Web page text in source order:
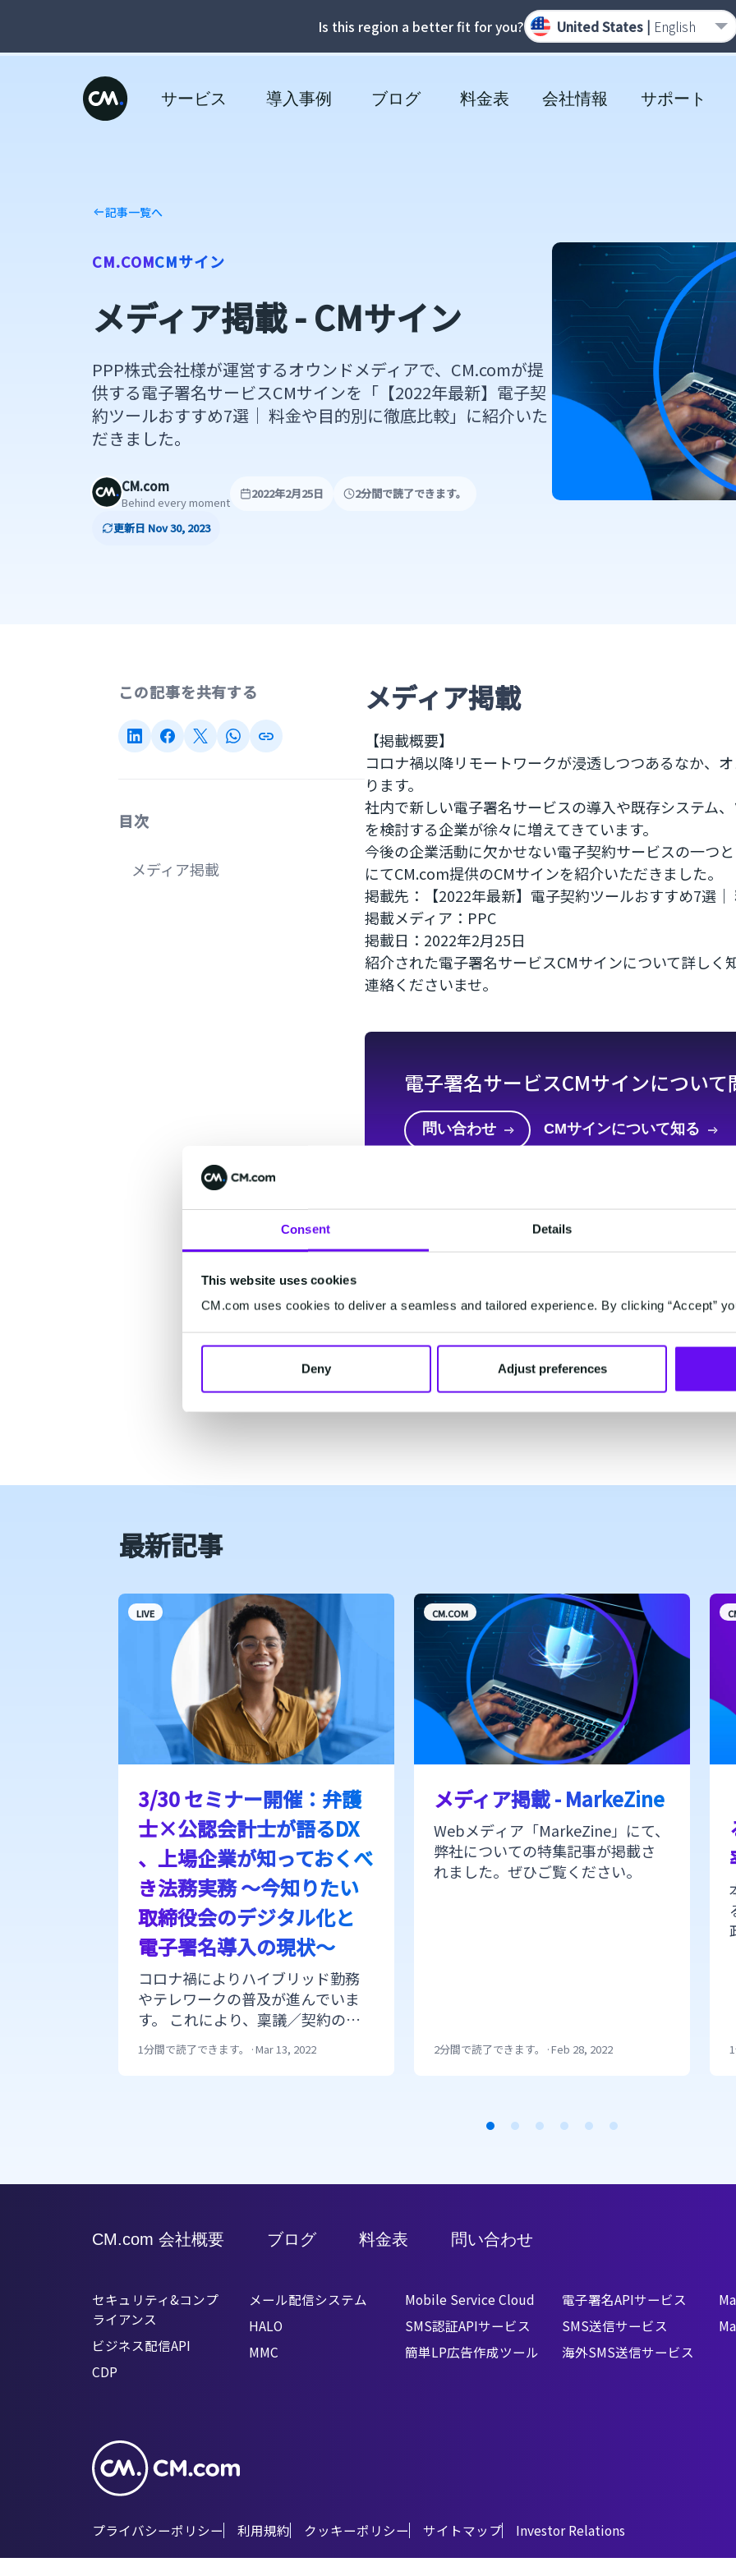
Consent Details
This website uses cookies
CM.com uses cookies to deliver a seamless and tailored experience. By clicking “Accept”
Deny Adjust preferences
サービス 導入事例 ブログ 料金表 会社情報 サポート
記事一覧へ
CM.COMCMサイン
メディア掲載 - CMサイン
PPP株式会社様が運営するオウンドメディアで、CM.comが提
供する電子署名サービスCMサインを「【2022年最新】電子契
約ツールおすすめ7選｜ 料金や目的別に徹底比較」に紹介いた
だきました。
CM.com
Behind every moment
2022年2月25日 2分間で読了できます。
更新日 Nov 30, 2023
この記事を共有する
目次
メディア掲載
メディア掲載
【掲載概要】
コロナ禍以降リモートワークが浸透しつつあるなか、
ります。
社内で新しい電子署名サービスの導入や既存システム
を検討する企業が徐々に増えてきています。
今後の企業活動に欠かせない電子契約サービスの一つ
にてCM.com提供のCMサインを紹介いただきました。
掲載先：【2022年最新】電子契約ツールおすすめ7選
掲載メディア：PPC
掲載日：2022年2月25日
紹介された電子署名サービスCMサインについて詳しく
連絡くださいませ。
電子署名サービスCMサインについて
問い合わせ CMサインについて知る
タグ一覧
CM.com
Behind every moment
connects tens of thousands of companies with
each day. Behind the scenes, from our innovative
use these millions of messages, phone calls and
最新記事
LIVE
3/30 セミナー開催：弁護
士×公認会計士が語るDX
、上場企業が知っておくべ
き法務実務 〜今知りたい
取締役会のデジタル化と
電子署名導入の現状〜
コロナ禍によりハイブリッド勤務
やテレワークの普及が進んでいま
す。 これにより、稟議／契約のデ
ジタル化、「電子署名」の活用さ
れれつつありますが、重要会議に
こで本ウェビナーでは、電子署名
る際のポイントをご紹介いたしま
1分間で読了できます。 ·Mar 13, 2022
CM.COM
メディア掲載 - MarkeZine
Webメディア「MarkeZine」にて、
弊社についての特集記事が掲載さ
れました。ぜひご覧ください。
2分間で読了できます。 ·Feb 28, 2022
1
8
CM.com 会社概要 ブログ 料金表 問い合わせ
セキュリティ&コンプ
ライアンス
ビジネス配信API
CDP
メール配信システム
HALO
MMC
Mobile Service Cloud
SMS認証APIサービス
簡単LP広告作成ツール
電子署名APIサービス
SMS送信サービス
海外SMS送信サービス
プライバシーポリシー 利用規約 クッキーポリシー サイトマップ Investor Relations
Is this region a better fit for you? United States | English